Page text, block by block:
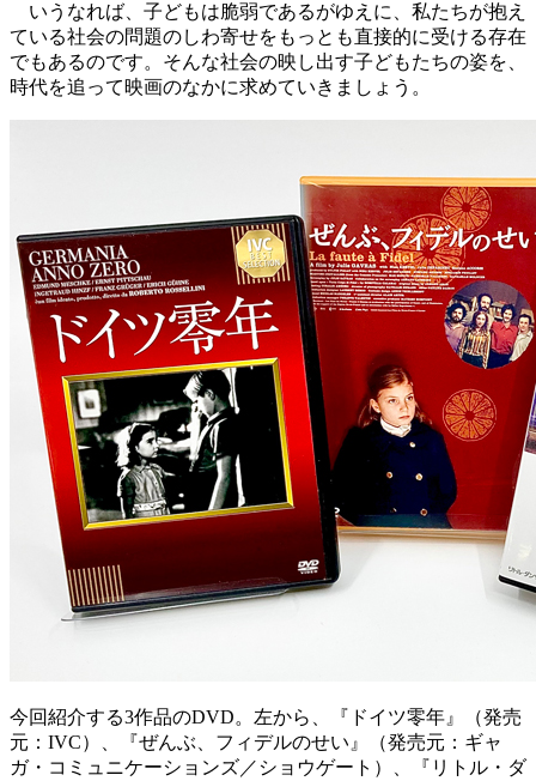
いうなれば、子どもは脆弱であるがゆえに、私たちが抱え
ている社会の問題のしわ寄せをもっとも直接的に受ける存在
でもあるのです。そんな社会の映し出す子どもたちの姿を、
時代を追って映画のなかに求めていきましょう。
今回紹介する3作品のDVD。左から、『ドイツ零年』（発売
元：IVC）、『ぜんぶ、フィデルのせい』（発売元：ギャ
ガ・コミュニケーションズ／ショウゲート）、『リトル・ダ